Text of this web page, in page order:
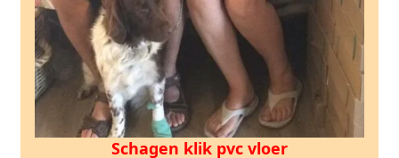
Schagen klik pvc vloer